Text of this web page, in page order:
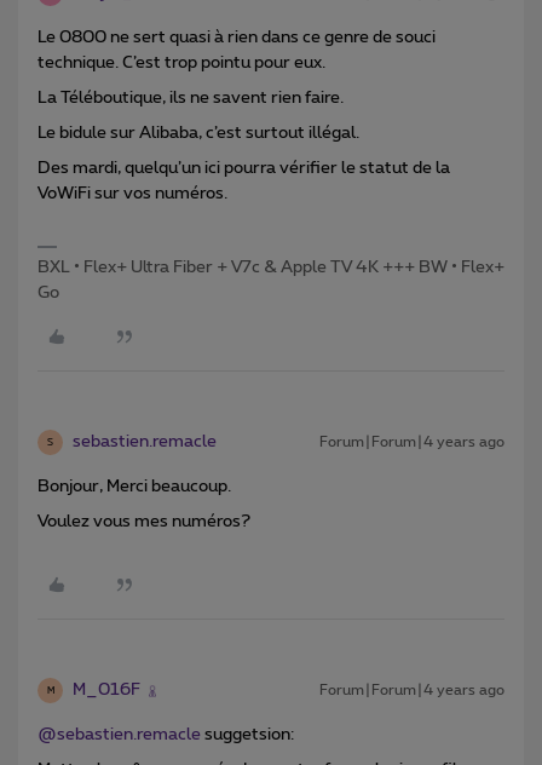
Le 0800 ne sert quasi à rien dans ce genre de souci
technique. C’est trop pointu pour eux.
La Téléboutique, ils ne savent rien faire.
Le bidule sur Alibaba, c’est surtout illégal.
Des mardi, quelqu’un ici pourra vérifier le statut de la
VoWiFi sur vos numéros.
BXL • Flex+ Ultra Fiber + V7c & Apple TV 4K +++ BW • Flex+
Go
S sebastien.remacle Forum|Forum|4 years ago
Bonjour, Merci beaucoup.
Voulez vous mes numéros?
M M_016F Forum|Forum|4 years ago
@sebastien.remacle suggetsion: